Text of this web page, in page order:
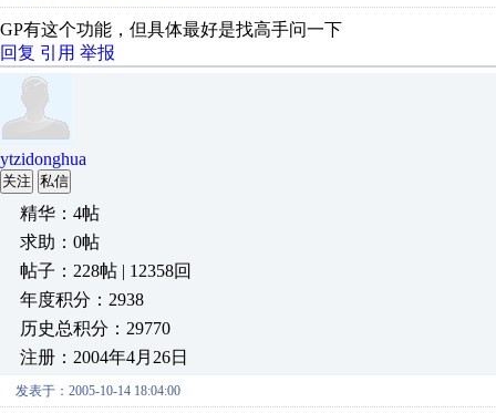
GP有这个功能，但具体最好是找高手问一下
回复 引用 举报
ytzidonghua
关注 私信
精华：4帖
求助：0帖
帖子：228帖 | 12358回
年度积分：2938
历史总积分：29770
注册：2004年4月26日
发表于：2005-10-14 18:04:00